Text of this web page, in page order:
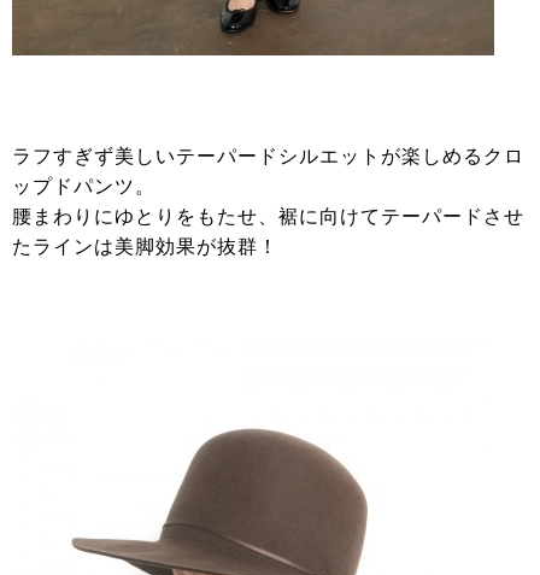
ラフすぎず美しいテーパードシルエットが楽しめるクロ
ップドパンツ。
腰まわりにゆとりをもたせ、裾に向けてテーパードさせ
たラインは美脚効果が抜群！